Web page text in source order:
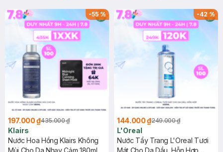
-55%
197.000 ₫435.000 ₫
Klairs
Nước Hoa Hồng Klairs Không
Mùi Cho Da Nhạy Cảm 180ml
-42%
144.000 ₫249.000 ₫
L'Oreal
Nước Tẩy Trang L'Oreal Tươi
Mát Cho Da Dầu, Hỗn Hợp